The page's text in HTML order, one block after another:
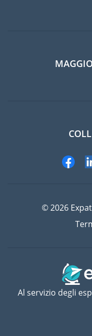
© 2026
Al servizio degli